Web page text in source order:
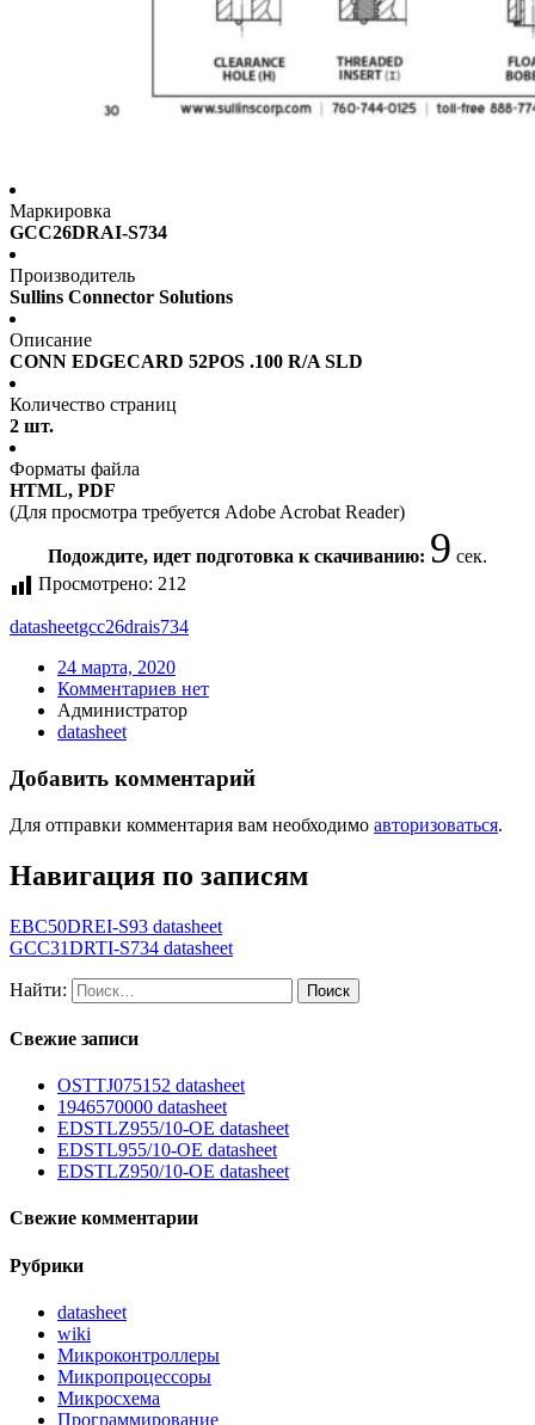
Маркировка
GCC26DRAI-S734
Производитель
Sullins Connector Solutions
Описание
CONN EDGECARD 52POS .100 R/A SLD
Количество страниц
2 шт.
Форматы файла
HTML, PDF
(Для просмотра требуется Adobe Acrobat Reader)
Подождите, идет подготовка к скачиванию: 9 сек.
Просмотрено: 212
datasheetgcc26drais734
24 марта, 2020
Комментариев нет
Администратор
datasheet
Добавить комментарий
Для отправки комментария вам необходимо авторизоваться.
Навигация по записям
EBC50DREI-S93 datasheet
GCC31DRTI-S734 datasheet
Найти:
Свежие записи
OSTTJ075152 datasheet
1946570000 datasheet
EDSTLZ955/10-OE datasheet
EDSTL955/10-OE datasheet
EDSTLZ950/10-OE datasheet
Свежие комментарии
Рубрики
datasheet
wiki
Микроконтроллеры
Микропроцессоры
Микросхема
Программирование